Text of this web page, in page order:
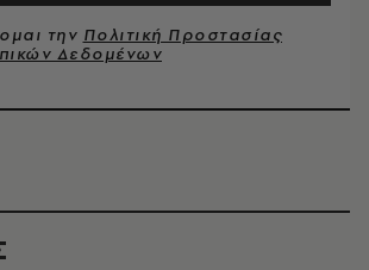
την Πολιτική Προστασίας
Δεδομένων